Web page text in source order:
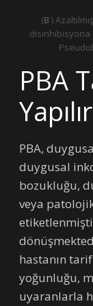
(B)
PBA
PBA,
duygusal
bozukluğu,
veya
hastanın
yoğunluğu,
uyaranlarla